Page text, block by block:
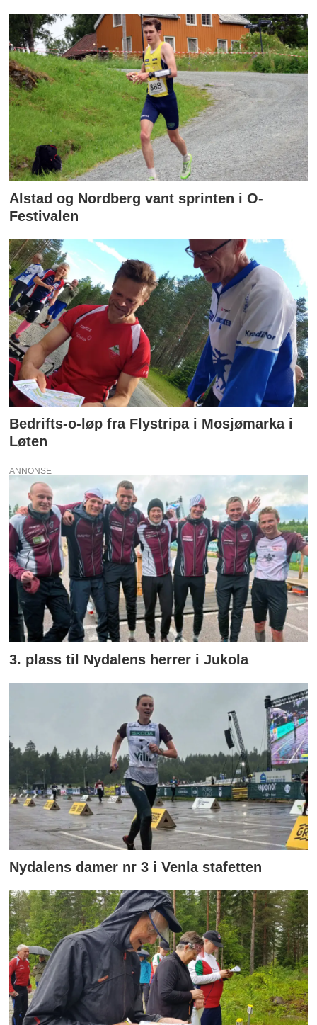
Alstad og Nordberg vant sprinten i O-
Festivalen
Bedrifts-o-løp fra Flystripa i Mosjømarka i
Løten
ANNONSE
3. plass til Nydalens herrer i Jukola
Nydalens damer nr 3 i Venla stafetten